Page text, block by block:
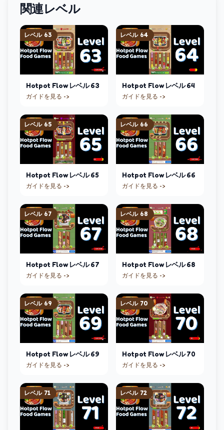
関連レベル
レベル 63
Hotpot Flow レベル63
ガイドを見る ->
レベル 64
Hotpot Flow レベル64
ガイドを見る ->
レベル 65
Hotpot Flow レベル65
ガイドを見る ->
レベル 66
Hotpot Flow レベル66
ガイドを見る ->
レベル 67
Hotpot Flow レベル67
ガイドを見る ->
レベル 68
Hotpot Flow レベル68
ガイドを見る ->
レベル 69
Hotpot Flow レベル69
ガイドを見る ->
レベル 70
Hotpot Flow レベル70
ガイドを見る ->
レベル 71 レベル 72